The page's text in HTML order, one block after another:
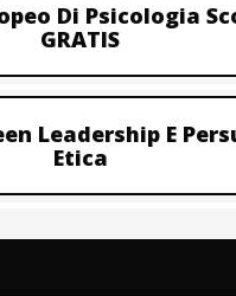
Di Psicologia
GRATIS
Leadership E
Etica